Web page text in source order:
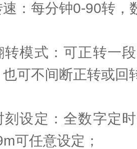
每分钟0-90转，
式：可正转一段
可不间断正转或回
定：全数字定时
可任意设定；